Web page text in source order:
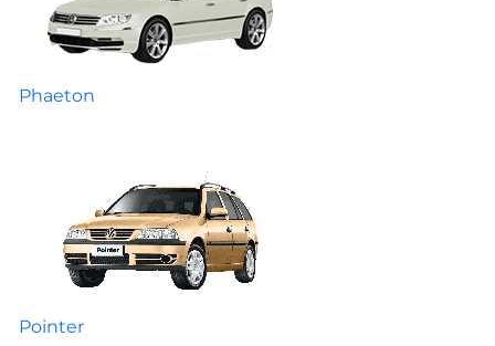
Phaeton
Pointer